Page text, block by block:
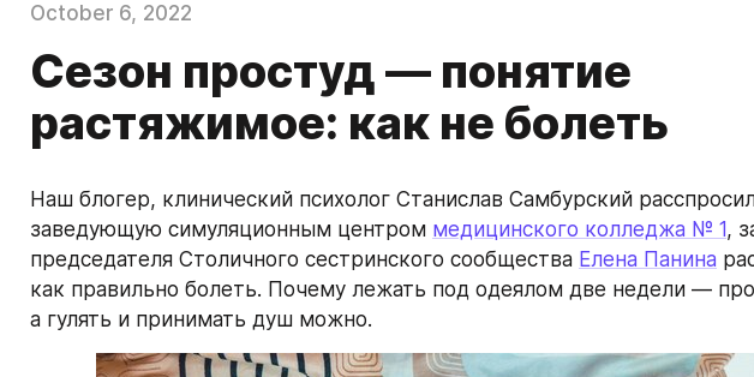
October 6, 2022
Сезон простуд — понятие
растяжимое: как не болеть
Наш блогер, клинический психолог Станислав Самбурский
заведующую симуляционным центром медицинского колледжа № 1,
председателя Столичного сестринского сообщества Елена Панина
как правильно болеть. Почему лежать под одеялом две недели —
а гулять и принимать душ можно.